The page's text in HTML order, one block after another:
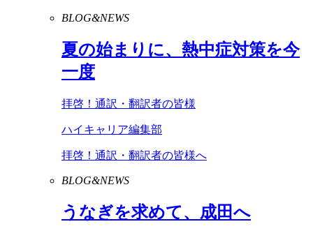
BLOG&NEWS
夏の始まりに、熱中症対策を今
一度
拝啓！通訳・翻訳者の皆様
ハイキャリア編集部
拝啓！通訳・翻訳者の皆様へ
BLOG&NEWS
うなぎを求めて、成田へ